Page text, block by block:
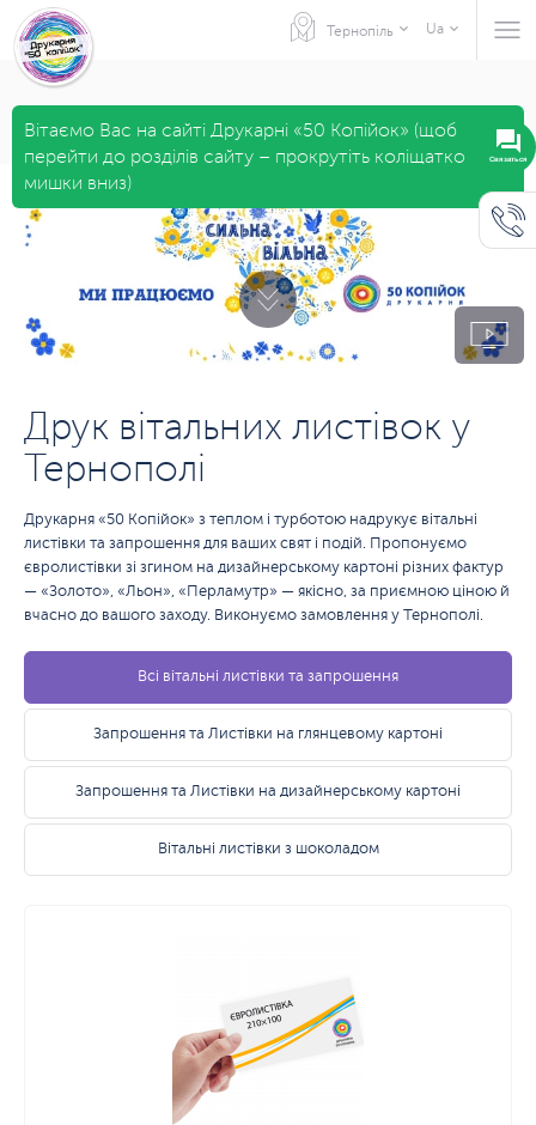
Тернопіль Ua
Вітаємо Вас на сайті Друкарні «50 Копійок» (щоб
перейти до розділів сайту – прокрутіть коліщатко
мишки вниз)
Друк вітальних листівок у
Тернополі
Друкарня «50 Копійок» з теплом і турботою надрукує вітальні
листівки та запрошення для ваших свят і подій. Пропонуємо
євролистівки зі згином на дизайнерському картоні різних фактур
— «Золото», «Льон», «Перламутр» — якісно, за приємною ціною й
вчасно до вашого заходу. Виконуємо замовлення у Тернополі.
Всі вітальні листівки та запрошення
Запрошення та Листівки на глянцевому картоні
Запрошення та Листівки на дизайнерському картоні
Вітальні листівки з шоколадом